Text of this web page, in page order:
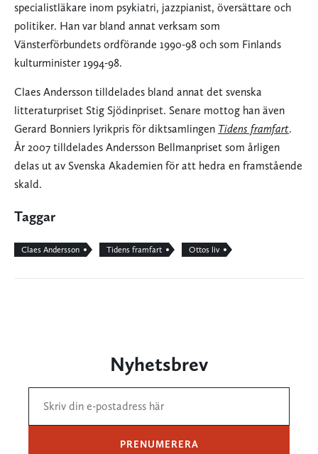
specialistläkare inom psykiatri, jazzpianist, översättare och
politiker. Han var bland annat verksam som
Vänsterförbundets ordförande 1990-98 och som Finlands
kulturminister 1994-98.
Claes Andersson tilldelades bland annat det svenska
litteraturpriset Stig Sjödinpriset. Senare mottog han även
Gerard Bonniers lyrikpris för diktsamlingen Tidens framfart.
År 2007 tilldelades Andersson Bellmanpriset som årligen
delas ut av Svenska Akademien för att hedra en framstående
skald.
Taggar
Claes Andersson Tidens framfart Ottos liv
Nyhetsbrev
PRENUMERERA